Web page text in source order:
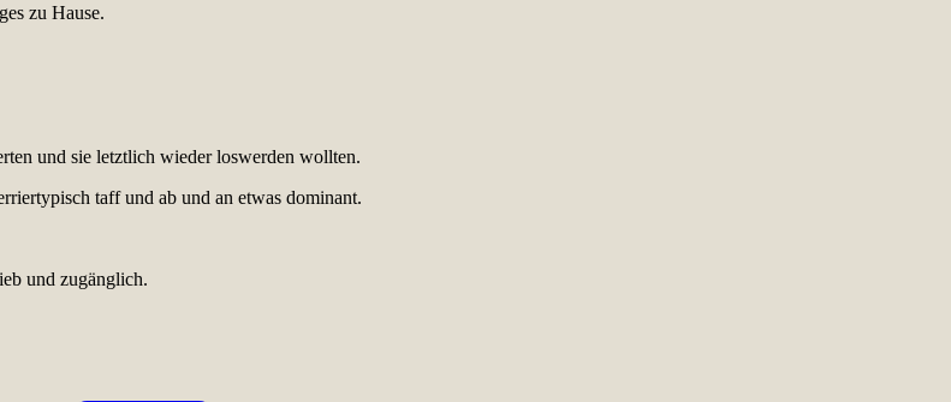
zu Hause.
und sie letztlich wieder loswerden wollten.
taff und ab und an etwas dominant.
und zugänglich.